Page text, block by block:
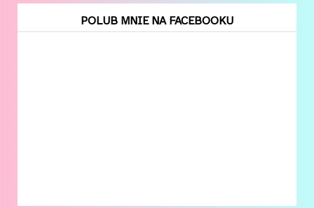
POLUB MNIE NA FACEBOOKU